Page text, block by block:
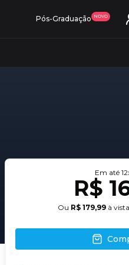
Pós-Graduação NOVO
Em até 12
R$
Ou R$ 179,99 à